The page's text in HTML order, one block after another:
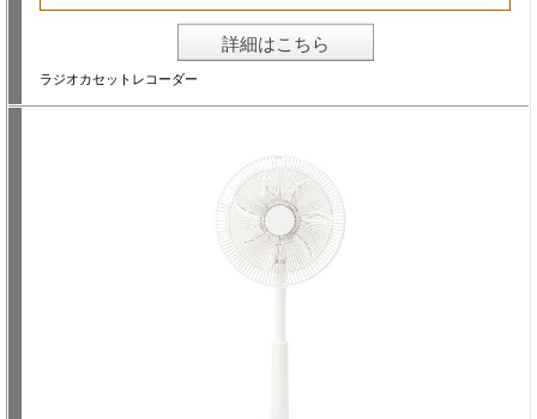
詳細はこちら
ラジオカセットレコーダー